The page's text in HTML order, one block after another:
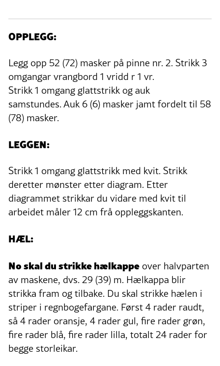
OPPLEGG:
Legg opp 52 (72) masker på pinne nr. 2. Strikk 3
omgangar vrangbord 1 vridd r 1 vr.
Strikk 1 omgang glattstrikk og auk
samstundes. Auk 6 (6) masker jamt fordelt til 58
(78) masker.
LEGGEN:
Strikk 1 omgang glattstrikk med kvit. Strikk
deretter mønster etter diagram. Etter
diagrammet strikkar du vidare med kvit til
arbeidet måler 12 cm frå oppleggskanten.
HÆL:
No skal du strikke hælkappe over halvparten
av maskene, dvs. 29 (39) m. Hælkappa blir
strikka fram og tilbake. Du skal strikke hælen i
striper i regnbogefargane. Først 4 rader raudt,
så 4 rader oransje, 4 rader gul, fire rader grøn,
fire rader blå, fire rader lilla, totalt 24 rader for
begge storleikar.